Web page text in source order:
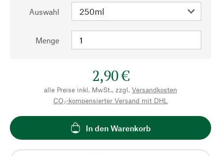
Auswahl
Menge
2,90 €
alle Preise inkl. MwSt., zzgl. Versandkosten
CO₂-kompensierter Versand mit DHL
In den Warenkorb